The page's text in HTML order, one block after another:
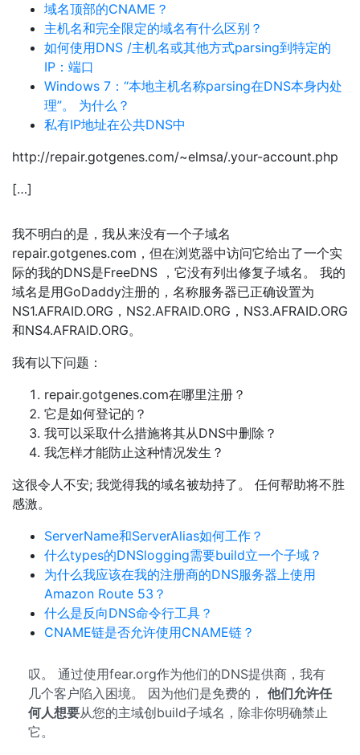
域名顶部的CNAME？
主机名和完全限定的域名有什么区别？
如何使用DNS /主机名或其他方式parsing到特定的
IP：端口
Windows 7：“本地主机名称parsing在DNS本身内处
理”。 为什么？
私有IP地址在公共DNS中
http://repair.gotgenes.com/~elmsa/.your-account.php
[…]
我不明白的是，我从来没有一个子域名
repair.gotgenes.com，但在浏览器中访问它给出了一个实
际的我的DNS是FreeDNS ，它没有列出修复子域名。 我的
域名是用GoDaddy注册的，名称服务器已正确设置为
NS1.AFRAID.ORG，NS2.AFRAID.ORG，NS3.AFRAID.ORG
和NS4.AFRAID.ORG。
我有以下问题：
repair.gotgenes.com在哪里注册？
它是如何登记的？
我可以采取什么措施将其从DNS中删除？
我怎样才能防止这种情况发生？
这很令人不安; 我觉得我的域名被劫持了。 任何帮助将不胜
感激。
ServerName和ServerAlias如何工作？
什么types的DNSlogging需要build立一个子域？
为什么我应该在我的注册商的DNS服务器上使用
Amazon Route 53？
什么是反向DNS命令行工具？
CNAME链是否允许使用CNAME链？
叹。 通过使用fear.org作为他们的DNS提供商，我有
几个客户陷入困境。 因为他们是免费的， 他们允许任
何人想要从您的主域创build子域名，除非你明确禁止
它。